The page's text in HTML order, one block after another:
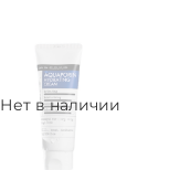
Нет в наличии